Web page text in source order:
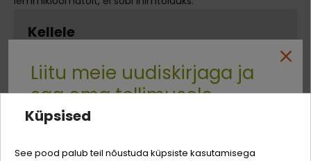
Kellele
Valguallikas
KALKUN
Tõu suurus
Quality:
Liitu meie uudiskirjaga ja
saa oma tellimusele
-3% soodustust
Küpsised
See pood palub teil nõustuda küpsiste kasutamisega